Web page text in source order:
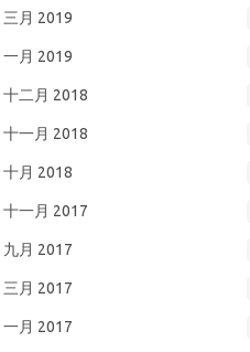
三月 2019
一月 2019
十二月 2018
十一月 2018
十月 2018
十一月 2017
九月 2017
三月 2017
一月 2017